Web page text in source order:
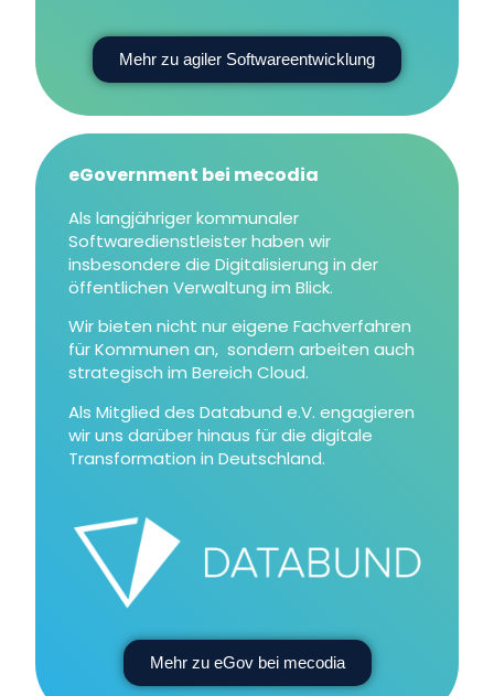
Mehr zu agiler Softwareentwicklung
eGovernment bei mecodia
Als langjähriger kommunaler
Softwaredienstleister haben wir
insbesondere die Digitalisierung in der
öffentlichen Verwaltung im Blick.
Wir bieten nicht nur eigene Fachverfahren
für Kommunen an, sondern arbeiten auch
strategisch im Bereich Cloud.
Als Mitglied des Databund e.V. engagieren
wir uns darüber hinaus für die digitale
Transformation in Deutschland.
Mehr zu eGov bei mecodia